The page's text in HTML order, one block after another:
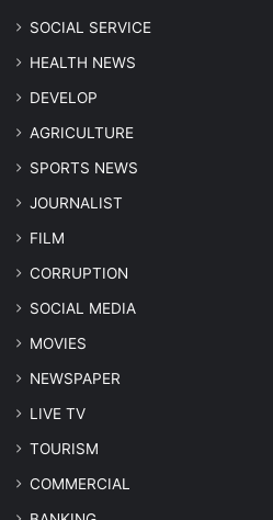
SOCIAL SERVICE
HEALTH NEWS
DEVELOP
AGRICULTURE
SPORTS NEWS
JOURNALIST
FILM
CORRUPTION
SOCIAL MEDIA
MOVIES
NEWSPAPER
LIVE TV
TOURISM
COMMERCIAL